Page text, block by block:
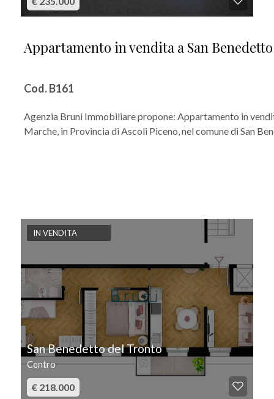
Appartamento in vendita a San
Cod. B161
Agenzia Bruni Immobiliare propone: Appartamento in
Marche, in Provincia di Ascoli Piceno, nel comune di San
IN VENDITA
San Benedetto del Tronto
Centro
€ 218.000